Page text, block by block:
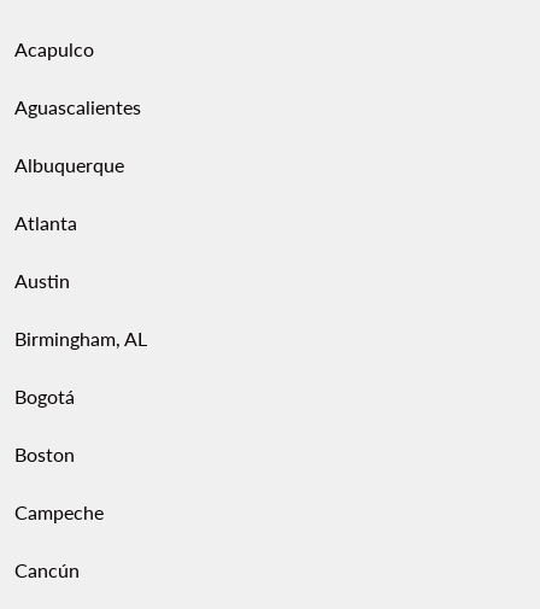
Acapulco
Aguascalientes
Albuquerque
Atlanta
Austin
Birmingham, AL
Bogotá
Boston
Campeche
Cancún